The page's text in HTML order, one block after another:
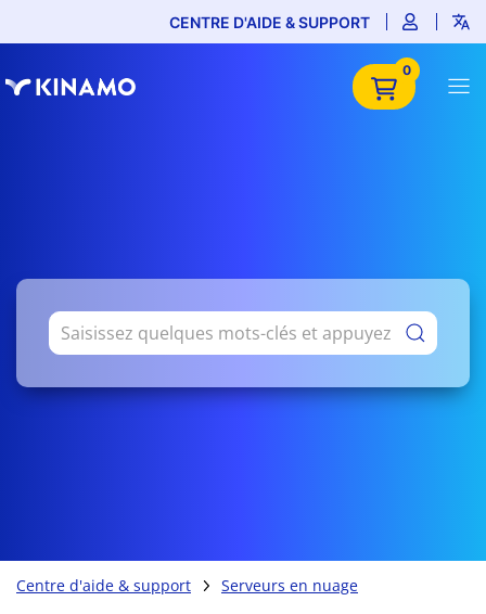
CENTRE D'AIDE & SUPPORT
0
Centre d'aide & support Serveurs en nuage